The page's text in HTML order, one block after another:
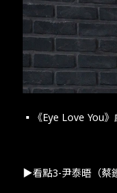
▪︎《Eye Love You​》
​​▶看點​3-​尹泰晤（蔡